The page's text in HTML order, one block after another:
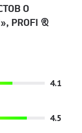
O
PROFI &
4.1
4.5